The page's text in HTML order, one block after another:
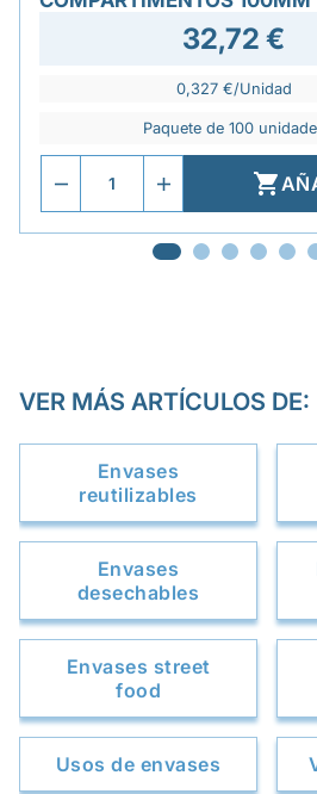
32,72 €
0,327 €/Unidad
Paquete de 100

VER MÁS ARTÍCULOS DE:
Envases
reutilizables
Envases
desechables
Envases street
food
Usos de envases